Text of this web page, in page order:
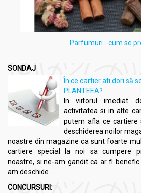
Parfumuri - cum se
SONDAJ
În ce cartier ati dori să
PLANTEEA?
In viitorul imediat
activitatea si in alte
putem afla ce cartiere
deschiderea noilor
noastre din magazine ca sunt foarte
cartiere special la noi sa cumpere
noastre, si ne-am gandit ca ar fi
am deschide...
CONCURSURI: